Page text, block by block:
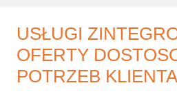
USŁUGI
OFERTY
POTRZEB KLIENTA